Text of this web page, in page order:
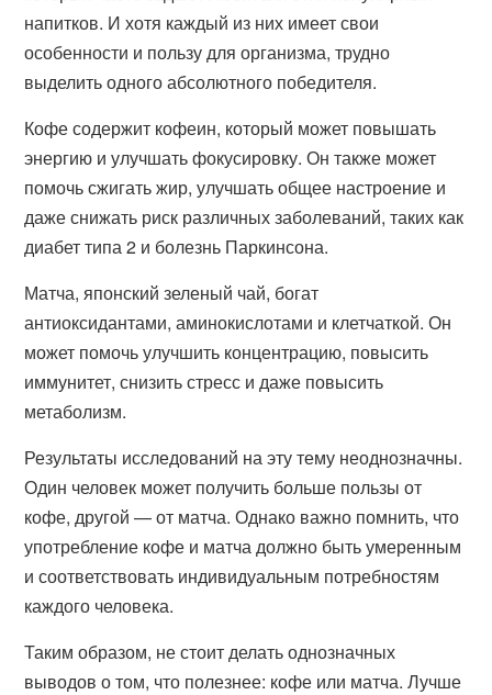
напитков. И хотя каждый из них имеет свои
особенности и пользу для организма, трудно
выделить одного абсолютного победителя.
Кофе содержит кофеин, который может повышать
энергию и улучшать фокусировку. Он также может
помочь сжигать жир, улучшать общее настроение и
даже снижать риск различных заболеваний, таких как
диабет типа 2 и болезнь Паркинсона.
Матча, японский зеленый чай, богат
антиоксидантами, аминокислотами и клетчаткой. Он
может помочь улучшить концентрацию, повысить
иммунитет, снизить стресс и даже повысить
метаболизм.
Результаты исследований на эту тему неоднозначны.
Один человек может получить больше пользы от
кофе, другой — от матча. Однако важно помнить, что
употребление кофе и матча должно быть умеренным
и соответствовать индивидуальным потребностям
каждого человека.
Таким образом, не стоит делать однозначных
выводов о том, что полезнее: кофе или матча. Лучше